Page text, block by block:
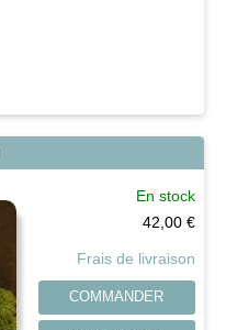
En stock
42,00 €
Frais de livraison
COMMANDER